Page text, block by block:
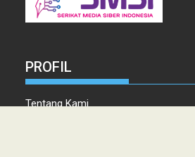
PROFIL
Tentang Kami